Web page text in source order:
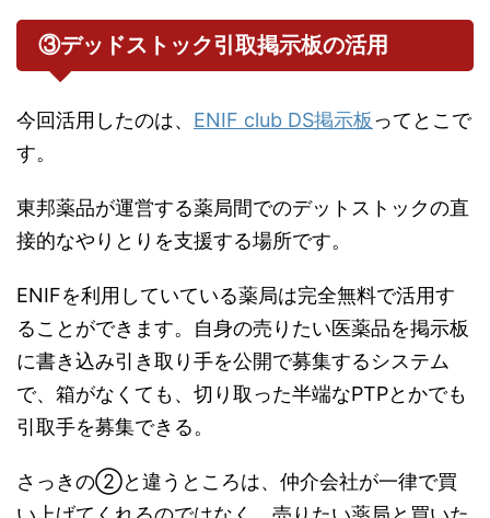
③デッドストック引取掲示板の活用
今回活用したのは、 ENIF club DS掲示板ってとこで
す。
東邦薬品が運営する薬局間でのデットストックの直
接的なやりとりを支援する場所です。
ENIFを利用していている薬局は完全無料で活用す
ることができます。自身の売りたい医薬品を掲示板
に書き込み引き取り手を公開で募集するシステム
で、箱がなくても、切り取った半端なPTPとかでも
引取手を募集できる。
さっきの②と違うところは、仲介会社が一律で買